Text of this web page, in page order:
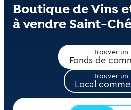
Boutique de Vins
à vendre Saint-
Trouver un
Fonds de
Trouver un
Local